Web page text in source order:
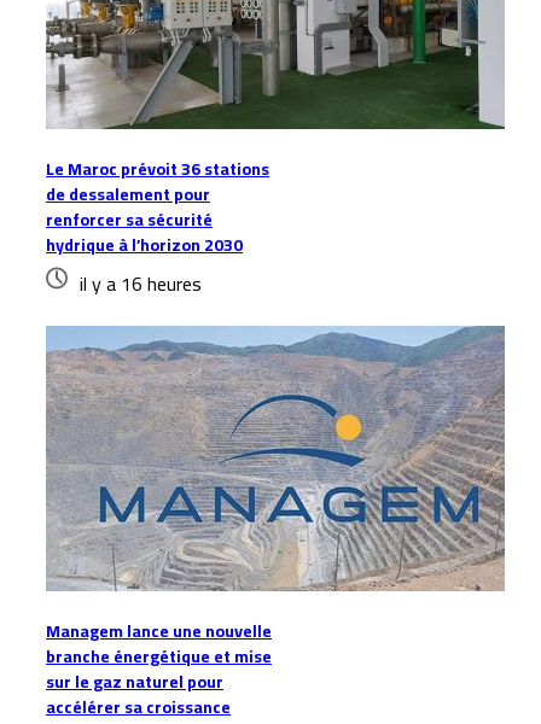
Le Maroc prévoit 36 stations
de dessalement pour
renforcer sa sécurité
hydrique à l’horizon 2030
il y a 16 heures
Managem lance une nouvelle
branche énergétique et mise
sur le gaz naturel pour
accélérer sa croissance